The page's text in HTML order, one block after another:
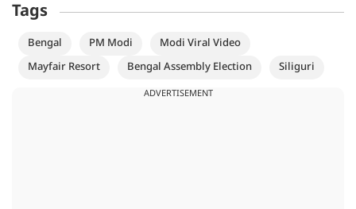
Tags
Bengal PM Modi
Modi Viral Video
Mayfair Resort
Bengal Assembly Election Siliguri
ADVERTISEMENT